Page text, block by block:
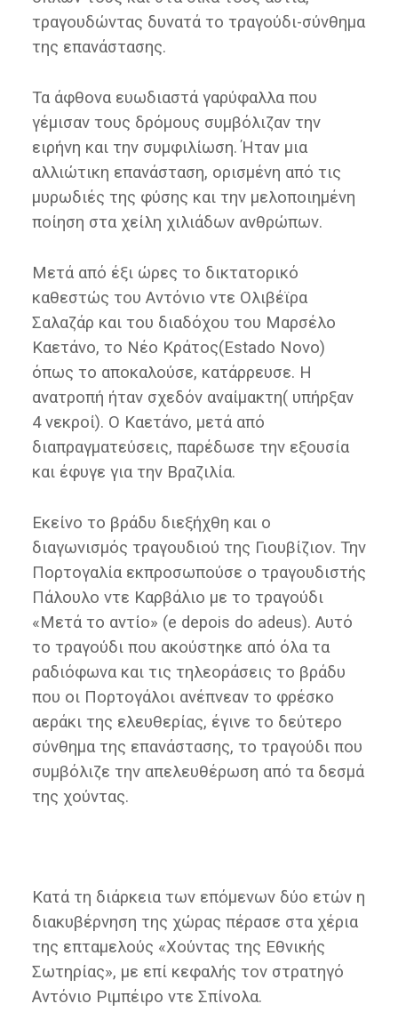
τραγουδώντας δυνατά το τραγούδι-σύνθημα
της επανάστασης.
Τα άφθονα ευωδιαστά γαρύφαλλα που
γέμισαν τους δρόμους συμβόλιζαν την
ειρήνη και την συμφιλίωση. Ήταν μια
αλλιώτικη επανάσταση, ορισμένη από τις
μυρωδιές της φύσης και την μελοποιημένη
ποίηση στα χείλη χιλιάδων ανθρώπων.
Μετά από έξι ώρες το δικτατορικό
καθεστώς του Αντόνιο ντε Ολιβέϊρα
Σαλαζάρ και του διαδόχου του Μαρσέλο
Καετάνο, το Νέο Κράτος(Estado Novo)
όπως το αποκαλούσε, κατάρρευσε. Η
ανατροπή ήταν σχεδόν αναίμακτη( υπήρξαν
4 νεκροί). Ο Καετάνο, μετά από
διαπραγματεύσεις, παρέδωσε την εξουσία
και έφυγε για την Βραζιλία.
Εκείνο το βράδυ διεξήχθη και ο
διαγωνισμός τραγουδιού της Γιουβίζιον. Την
Πορτογαλία εκπροσωπούσε ο τραγουδιστής
Πάλουλο ντε Καρβάλιο με το τραγούδι
«Μετά το αντίο» (e depois do adeus). Αυτό
το τραγούδι που ακούστηκε από όλα τα
ραδιόφωνα και τις τηλεοράσεις το βράδυ
που οι Πορτογάλοι ανέπνεαν το φρέσκο
αεράκι της ελευθερίας, έγινε το δεύτερο
σύνθημα της επανάστασης, το τραγούδι που
συμβόλιζε την απελευθέρωση από τα δεσμά
της χούντας.
Κατά τη διάρκεια των επόμενων δύο ετών η
διακυβέρνηση της χώρας πέρασε στα χέρια
της επταμελούς «Χούντας της Εθνικής
Σωτηρίας», με επί κεφαλής τον στρατηγό
Αντόνιο Ριμπέιρο ντε Σπίνολα.